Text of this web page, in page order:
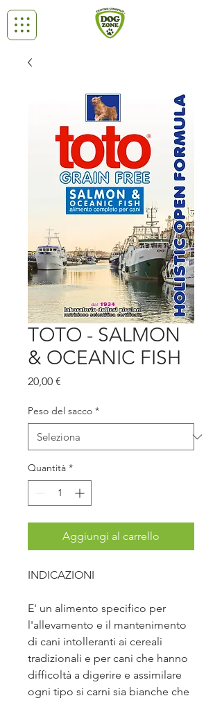
TOTO - SALMON
& OCEANIC FISH
20,00 €
Peso del sacco *
Quantità *
Aggiungi al carrello
INDICAZIONI
E' un alimento specifico per
l'allevamento e il mantenimento
di cani intolleranti ai cereali
tradizionali e per cani che hanno
difficoltà a digerire e assimilare
ogni tipo si carni sia bianche che